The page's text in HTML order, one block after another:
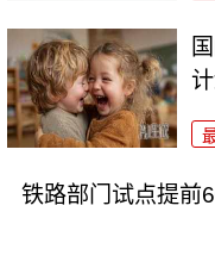
铁路部门试点提前